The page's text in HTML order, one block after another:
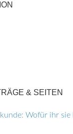
& SEITEN
Wofür ihr